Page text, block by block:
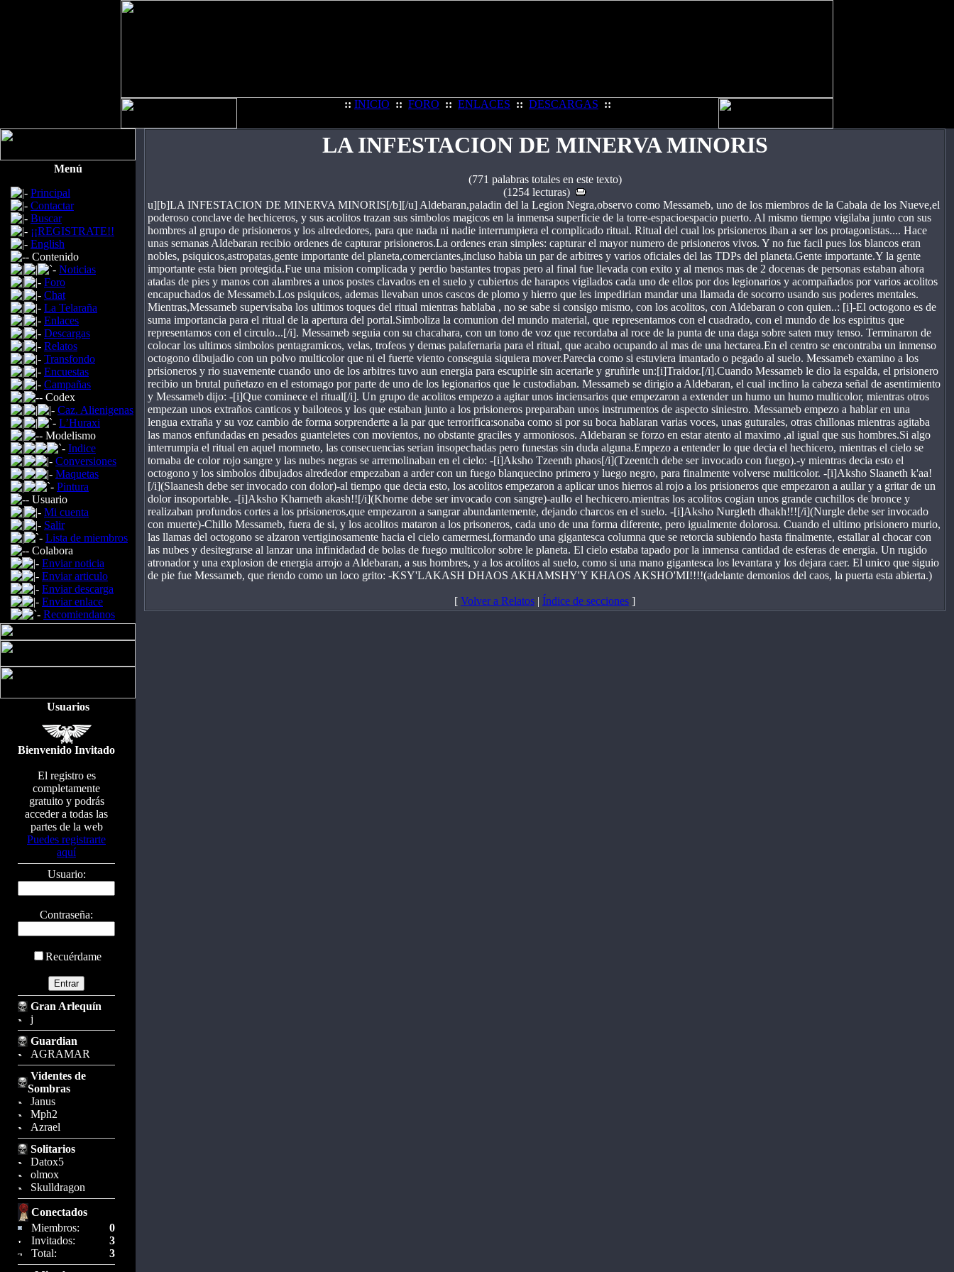
:: INICIO :: FORO :: ENLACES :: DESCARGAS ::
Menú
Principal
Contactar
Buscar
¡¡REGISTRATE!!
English
Contenido
Noticias
Foro
Chat
La Telaraña
Enlaces
Descargas
Relatos
Transfondo
Encuestas
Campañas
Codex
Caz. Alienigenas
L’Huraxi
Modelismo
Indice
Conversiones
Maquetas
Pintura
Usuario
Mi cuenta
Salir
Lista de miembros
Colabora
Enviar noticia
Enviar articulo
Enviar descarga
Enviar enlace
Recomiendanos
Usuarios
Bienvenido Invitado
El registro es
completamente
gratuito y podrás
acceder a todas las
partes de la web
Puedes registrarte
aquí
Usuario:
Contraseña:
Recuérdame
Gran Arlequín
j
Guardian
AGRAMAR
Videntes de
Sombras
Janus
Mph2
Azrael
Solitarios
Datox5
olmox
Skulldragon
Conectados
Miembros:
0
Invitados:
3
Total:
3
LA INFESTACION DE MINERVA MINORIS
(771 palabras totales en este texto)
(1254 lecturas)
u][b]LA INFESTACION DE MINERVA MINORIS[/b][/u] Aldebaran,paladin del la Legion Negra,observo como Messameb, uno de los miembros de la Cabala de los Nueve,el
poderoso conclave de hechiceros, y sus acolitos trazan sus simbolos magicos en la inmensa superficie de la torre-espacioespacio puerto. Al mismo tiempo vigilaba junto con sus
hombres al grupo de prisioneros y los alrededores, para que nada ni nadie interrumpiera el complicado ritual. Ritual del cual los prisioneros iban a ser los protagonistas.... Hace
unas semanas Aldebaran recibio ordenes de capturar prisioneros.La ordenes eran simples: capturar el mayor numero de prisioneros vivos. Y no fue facil pues los blancos eran
nobles, psiquicos,astropatas,gente importante del planeta,comerciantes,incluso habia un par de arbitres y varios oficiales del las TDPs del planeta.Gente importante.Y la gente
importante esta bien protegida.Fue una mision complicada y perdio bastantes tropas pero al final fue llevada con exito y al menos mas de 2 docenas de personas estaban ahora
atadas de pies y manos con alambres a unos postes clavados en el suelo y cubiertos de harapos vigilados cada uno de ellos por dos legionarios y acompañados por varios acolitos
encapuchados de Messameb.Los psiquicos, ademas llevaban unos cascos de plomo y hierro que les impedirian mandar una llamada de socorro usando sus poderes mentales.
Mientras,Messameb supervisaba los ultimos toques del ritual mientras hablaba , no se sabe si consigo mismo, con los acolitos, con Aldebaran o con quien..: [i]-El octogono es de
suma importancia para el ritual de la apertura del portal.Simboliza la comunion del mundo material, que representamos con el cuadrado, con el mundo de los espiritus que
representamos con el circulo...[/i]. Messameb seguia con su chacahara, con un tono de voz que recordaba al roce de la punta de una daga sobre saten muy tenso. Terminaron de
colocar los ultimos simbolos pentagramicos, velas, trofeos y demas palafernaria para el ritual, que acabo ocupando al mas de una hectarea.En el centro se encontraba un inmenso
octogono dibujadio con un polvo multicolor que ni el fuerte viento conseguia siquiera mover.Parecia como si estuviera imantado o pegado al suelo. Messameb examino a los
prisioneros y rio suavemente cuando uno de los arbitres tuvo aun energia para escupirle sin acertarle y gruñirle un:[i]Traidor.[/i].Cuando Messameb le dio la espalda, el prisionero
recibio un brutal puñetazo en el estomago por parte de uno de los legionarios que le custodiaban. Messameb se dirigio a Aldebaran, el cual inclino la cabeza señal de asentimiento
y Messameb dijo: -[i]Que cominece el ritual[/i]. Un grupo de acolitos empezo a agitar unos inciensarios que empezaron a extender un humo un humo multicolor, mientras otros
empezan unos extraños canticos y bailoteos y los que estaban junto a los prisioneros preparaban unos instrumentos de aspecto siniestro. Messameb empezo a hablar en una
lengua extraña y su voz cambio de forma sorprenderte a la par que terrorifica:sonaba como si por su boca hablaran varias voces, unas guturales, otras chillonas mientras agitaba
las manos enfundadas en pesados guanteletes con movientos, no obstante graciles y armoniosos. Aldebaran se forzo en estar atento al maximo ,al igual que sus hombres.Si algo
interrumpia el ritual en aquel momneto, las consecuencias serian insopechadas pero funestas sin duda alguna.Empezo a entender lo que decia el hechicero, mientras el cielo se
tornaba de color rojo sangre y las nubes negras se arremolinaban en el cielo: -[i]Aksho Tzeenth phaos[/i](Tzeentch debe ser invocado con fuego).-y mientras decia esto el
octogono y los simbolos dibujados alrededor empezaban a arder con un fuego blanquecino primero y luego negro, para finalmente volverse multicolor. -[i]Aksho Slaaneth k'aa!
[/i](Slaanesh debe ser invocado con dolor)-al tiempo que decia esto, los acolitos empezaron a aplicar unos hierros al rojo a los prisioneros que empezaron a aullar y a gritar de un
dolor insoportable. -[i]Aksho Kharneth akash!![/i](Khorne debe ser invocado con sangre)-aullo el hechicero.mientras los acolitos cogian unos grande cuchillos de bronce y
realizaban profundos cortes a los prisioneros,que empezaron a sangrar abundantemente, dejando charcos en el suelo. -[i]Aksho Nurgleth dhakh!!![/i](Nurgle debe ser invocado
con muerte)-Chillo Messameb, fuera de si, y los acolitos mataron a los prisoneros, cada uno de una forma diferente, pero igualmente dolorosa. Cuando el ultimo prisionero murio,
las llamas del octogono se alzaron vertiginosamente hacia el cielo camermesi,formando una gigantesca columna que se retorcia subiendo hasta finalmente, estallar al chocar con
las nubes y desitegrarse al lanzar una infinidadad de bolas de fuego multicolor sobre le planeta. El cielo estaba tapado por la inmensa cantidad de esferas de energia. Un rugido
atronador y una explosion de energia arrojo a Aldebaran, a sus hombres, y a los acolitos al suelo, como si una mano gigantesca los levantara y los dejara caer. El unico que siguio
de pie fue Messameb, que riendo como un loco grito: -KSY'LAKASH DHAOS AKHAMSHY'Y KHAOS AKSHO'MI!!!!(adelante demonios del caos, la puerta esta abierta.)
[ Volver a Relatos | Índice de secciones ]